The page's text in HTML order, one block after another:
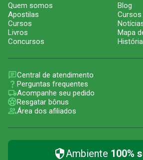
Quem somos
Apostilas
Cursos
Livros
Concursos
Blog
Cursos
Mapa
Central de atendimento
Perguntas frequentes
Acompanhe seu pedido
Resgatar bônus
Área dos afiliados
Ambiente 100%